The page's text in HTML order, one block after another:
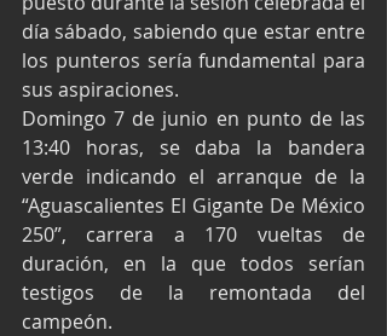
día sábado, sabiendo que estar entre
los punteros sería fundamental para
sus aspiraciones.
Domingo 7 de junio en punto de las
13:40 horas, se daba la bandera
verde indicando el arranque de la
“Aguascalientes El Gigante De México
250”, carrera a 170 vueltas de
duración, en la que todos serían
testigos de la remontada del
campeón.